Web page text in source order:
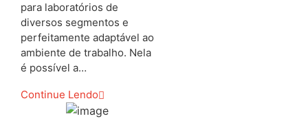
para laboratórios de
diversos segmentos e
perfeitamente adaptável ao
ambiente de trabalho. Nela
é possível a…
Continue Lendo